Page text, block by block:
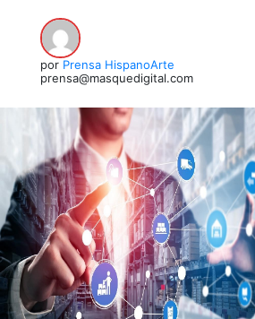
por Prensa HispanoArte
prensa@masquedigital.com